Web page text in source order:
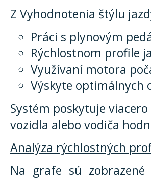
Z Vyhodnotenia štýlu
Práci s plynovým
Rýchlostnom profile
Využívaní motora
Výskyte optimálnych
Systém poskytuje
vozidla alebo vodiča
Analýza rýchlostných
Na grafe sú